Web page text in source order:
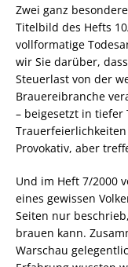
Zwei ganz
Titelbild des Hefts
vollformatige
wir Sie darüber,
Steuerlast von der
Brauereibranche
– beigesetzt in tiefer
Provokativ, aber
Und im Heft 7/2000
eines gewissen
Seiten nur
brauen kann.
Warschau